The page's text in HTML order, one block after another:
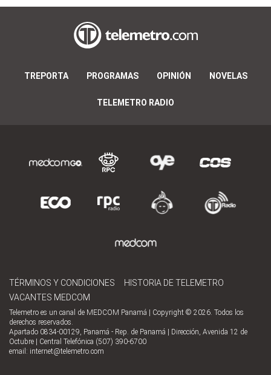
TREPORTA PROGRAMAS OPINIÓN NOVELAS
TELEMETRO RADIO
TÉRMINOS Y CONDICIONES
HISTORIA DE TELEMETRO
VACANTES MEDCOM
Telemetro es un canal de MEDCOM Panamá | Copyright © 2026. Todos los
derechos reservados.
Apartado 0834-00129, Panamá - Rep. de Panamá | Dirección, Avenida 12 de
Octubre | Central Telefónica (507) 390-6700
email: internet@telemetro.com